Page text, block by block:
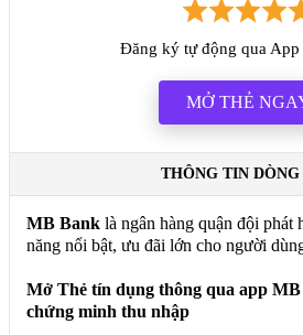
Đăng ký tự động qua App
MỞ THẺ
THÔNG TIN DÒNG
MB Bank là ngân hàng quận đội phát
năng nổi bật, ưu đãi lớn cho người
Mở Thẻ tín dụng thông qua app
chứng minh thu nhập